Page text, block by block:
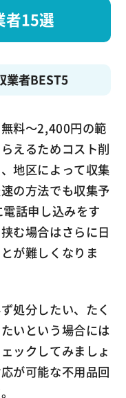
者15選
業者BEST5
料～2,400円の範
えるためコスト削
地区によって収集
の方法でも収集予
話申し込みをす
む場合はさらに日
が難しくなりま
処分したい、たく
いという場合には
ックしてみましょ
が可能な不用品回